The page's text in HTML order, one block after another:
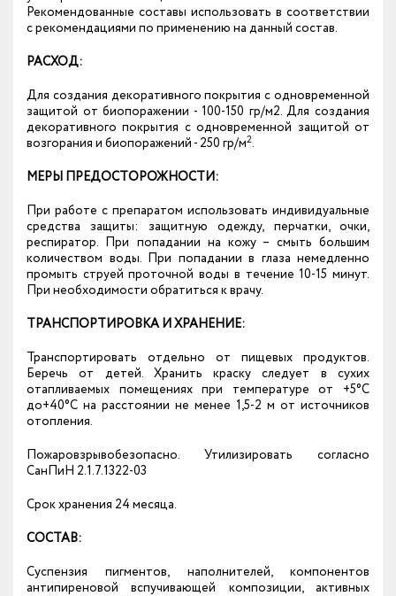
Рекомендованные составы использовать в соответствии
с рекомендациями по применению на данный состав.
РАСХОД:
Для создания декоративного покрытия с одновременной
защитой от биопоражении - 100-150 гр/м2. Для создания
декоративного покрытия с одновременной защитой от
возгорания и биопоражений - 250 гр/м2 .
МЕРЫ ПРЕДОСТОРОЖНОСТИ:
При работе с препаратом использовать индивидуальные
средства защиты: защитную одежду, перчатки, очки,
респиратор. При попадании на кожу – смыть большим
количеством воды. При попадании в глаза немедленно
промыть струей проточной воды в течение 10-15 минут.
При необходимости обратиться к врачу.
ТРАНСПОРТИРОВКА И ХРАНЕНИЕ:
Транспортировать отдельно от пищевых продуктов.
Беречь от детей. Хранить краску следует в сухих
отапливаемых помещениях при температуре от +5°С
до+40°С на расстоянии не менее 1,5-2 м от источников
отопления.
Пожаровзрывобезопасно. Утилизировать согласно
СанПиН 2.1.7.1322-03
Срок хранения 24 месяца.
СОСТАВ:
Суспензия пигментов, наполнителей, компонентов
антипиреновой вспучивающей композиции, активных